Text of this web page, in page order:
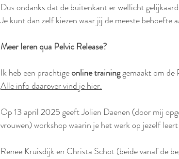
Dus ondanks dat de buitenkant er wellicht
Je kunt dan zelf kiezen waar jij de meeste behoefte
Meer leren qua Pelvic Release?
Ik heb een prachtige online training gemaakt om de
Alle info daarover vind je hier.
Op 13 april 2025 geeft Jolien Daenen (door mij
vrouwen) workshop waarin je het werk op jezelf
Renee Kruisdijk en Christa Schot (beide vanaf de